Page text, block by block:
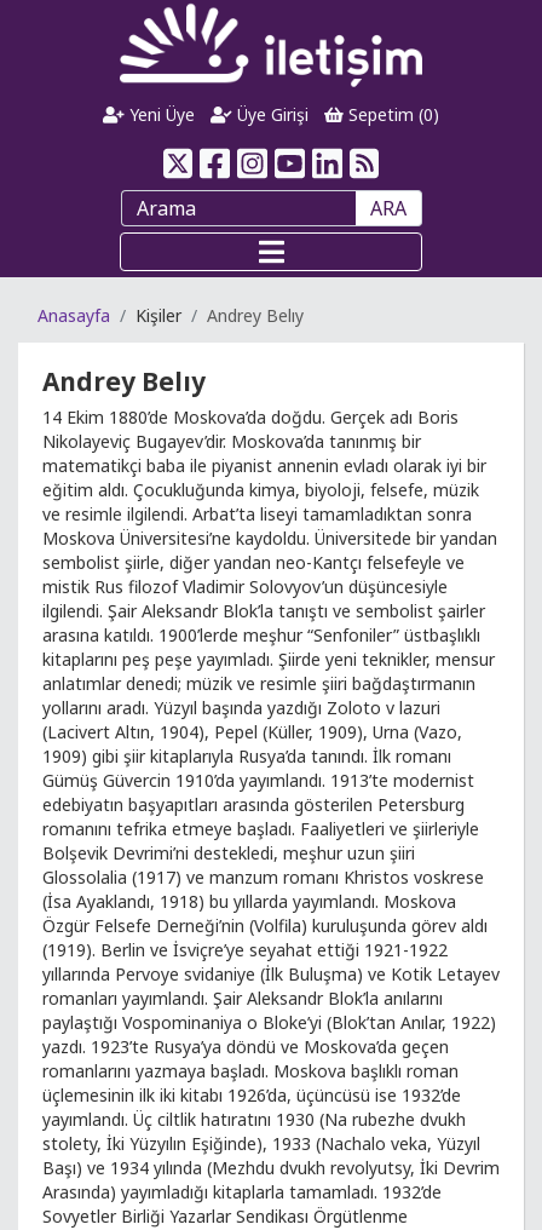
Yeni Üye Üye Girişi Sepetim (0)
ARA
Anasayfa Kişiler Andrey Belıy
Andrey Belıy
14 Ekim 1880’de Moskova’da doğdu. Gerçek adı Boris
Nikolayeviç Bugayev’dir. Moskova’da tanınmış bir
matematikçi baba ile piyanist annenin evladı olarak iyi bir
eğitim aldı. Çocukluğunda kimya, biyoloji, felsefe, müzik
ve resimle ilgilendi. Arbat’ta liseyi tamamladıktan sonra
Moskova Üniversitesi’ne kaydoldu. Üniversitede bir yandan
sembolist şiirle, diğer yandan neo-Kantçı felsefeyle ve
mistik Rus filozof Vladimir Solovyov’un düşüncesiyle
ilgilendi. Şair Aleksandr Blok’la tanıştı ve sembolist şairler
arasına katıldı. 1900’lerde meşhur “Senfoniler” üstbaşlıklı
kitaplarını peş peşe yayımladı. Şiirde yeni teknikler, mensur
anlatımlar denedi; müzik ve resimle şiiri bağdaştırmanın
yollarını aradı. Yüzyıl başında yazdığı Zoloto v lazuri
(Lacivert Altın, 1904), Pepel (Küller, 1909), Urna (Vazo,
1909) gibi şiir kitaplarıyla Rusya’da tanındı. İlk romanı
Gümüş Güvercin 1910’da yayımlandı. 1913’te modernist
edebiyatın başyapıtları arasında gösterilen Petersburg
romanını tefrika etmeye başladı. Faaliyetleri ve şiirleriyle
Bolşevik Devrimi’ni destekledi, meşhur uzun şiiri
Glossolalia (1917) ve manzum romanı Khristos voskrese
(İsa Ayaklandı, 1918) bu yıllarda yayımlandı. Moskova
Özgür Felsefe Derneği’nin (Volfila) kuruluşunda görev aldı
(1919). Berlin ve İsviçre’ye seyahat ettiği 1921-1922
yıllarında Pervoye svidaniye (İlk Buluşma) ve Kotik Letayev
romanları yayımlandı. Şair Aleksandr Blok’la anılarını
paylaştığı Vospominaniya o Bloke’yi (Blok’tan Anılar, 1922)
yazdı. 1923’te Rusya’ya döndü ve Moskova’da geçen
romanlarını yazmaya başladı. Moskova başlıklı roman
üçlemesinin ilk iki kitabı 1926’da, üçüncüsü ise 1932’de
yayımlandı. Üç ciltlik hatıratını 1930 (Na rubezhe dvukh
stolety, İki Yüzyılın Eşiğinde), 1933 (Nachalo veka, Yüzyıl
Başı) ve 1934 yılında (Mezhdu dvukh revolyutsy, İki Devrim
Arasında) yayımladığı kitaplarla tamamladı. 1932’de
Sovyetler Birliği Yazarlar Sendikası Örgütlenme